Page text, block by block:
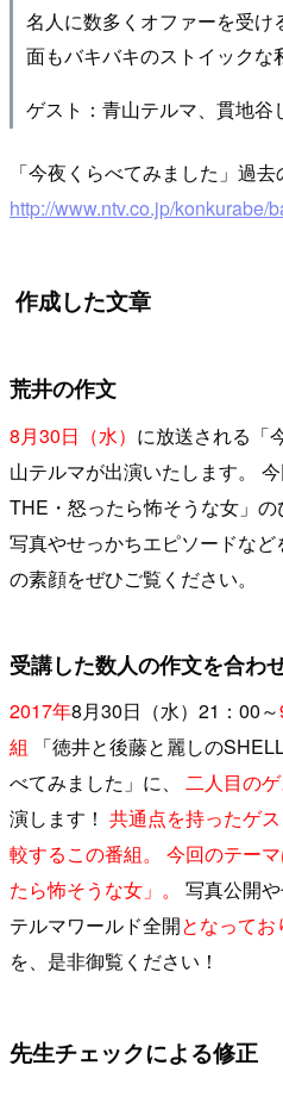
名人に数多くオファーを受け
面もバキバキのストイックな
ゲスト：青山テルマ、貫地
「今夜くらべてみました」過
http://www.ntv.co.jp/konkurabe/
作成した文章
荒井の作文
8月30日（水） に放送される「
山テルマが出演いたします。
THE・怒ったら怖そうな女」
写真やせっかちエピソードなど
の素顔をぜひご覧ください。
受講した数人の作文を合わ
2017年8月30日（水）21：00～
組 「徳井と後藤と麗しの
べてみました」に、 二人目のゲ
演します！ 共通点を持ったゲ
較するこの番組。
今回のテー
たら怖そうな女」。
写真公開
テルマワールド全開となってお
を、是非御覧ください！
先生チェックによる修正